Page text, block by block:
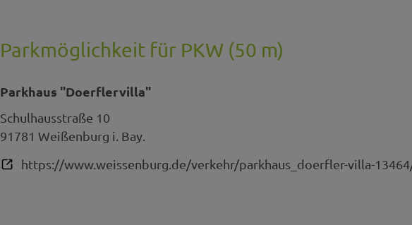
Parkmöglichkeit für PKW (50 m)
Parkhaus "Doerflervilla"
Schulhausstraße 10
91781 Weißenburg i. Bay.
https://www.weissenburg.de/verkehr/parkhaus_doerfler-villa-